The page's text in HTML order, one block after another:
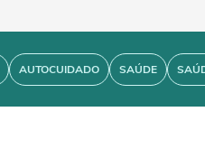
AUTOCUIDADO SAÚDE